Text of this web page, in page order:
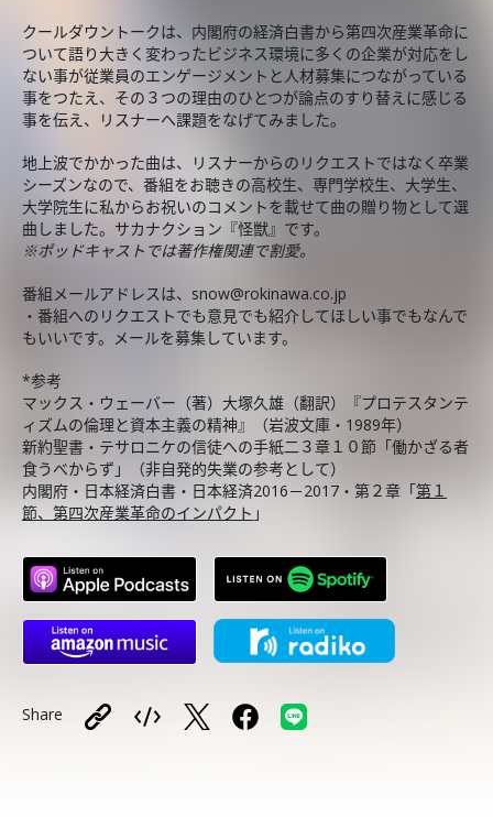
クールダウントークは、内閣府の経済白書から第四次産業革命に
ついて語り大きく変わったビジネス環境に多くの企業が対応をし
ない事が従業員のエンゲージメントと人材募集につながっている
事をつたえ、その３つの理由のひとつが論点のすり替えに感じる
事を伝え、リスナーへ課題をなげてみました。
地上波でかかった曲は、リスナーからのリクエストではなく卒業
シーズンなので、番組をお聴きの高校生、専門学校生、大学生、
大学院生に私からお祝いのコメントを載せて曲の贈り物として選
曲しました。サカナクション『怪獣』です。
※ポッドキャストでは著作権関連で割愛。
番組メールアドレスは、snow@rokinawa.co.jp
・番組へのリクエストでも意見でも紹介してほしい事でもなんで
もいいです。メールを募集しています。
*参考
マックス・ウェーバー（著）大塚久雄（翻訳）『プロテスタンテ
ィズムの倫理と資本主義の精神』（岩波文庫・1989年）
新約聖書・テサロニケの信徒への手紙二３章１０節「働かざる者
食うべからず」（非自発的失業の参考として）
内閣府・日本経済白書・日本経済2016－2017・第２章「第１
節、第四次産業革命のインパクト 」
Share